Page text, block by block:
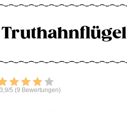
Bewerten
5 (9 Bewertungen)